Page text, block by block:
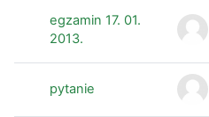
egzamin 17. 01.
2013.
pytanie